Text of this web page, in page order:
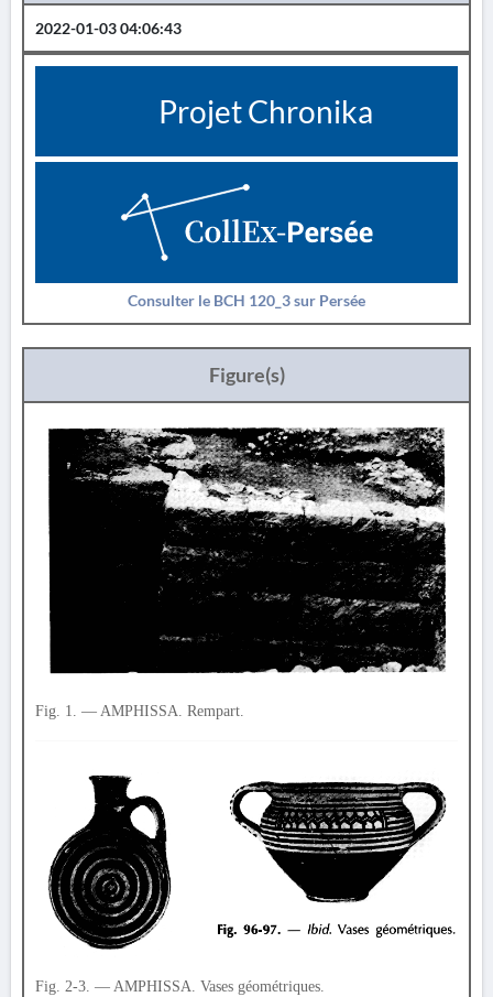
2022-01-03 04:06:43
Projet Chronika
Consulter le BCH 120_3 sur Persée
Figure(s)
Fig. 1. — AMPHISSA. Rempart.
Fig. 2-3. — AMPHISSA. Vases géométriques.